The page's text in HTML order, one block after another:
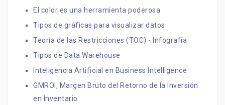
El color es una herramienta poderosa
Tipos de gráficas para visualizar datos
Teoría de las Restricciones (TOC) - Infografía
Tipos de Data Warehouse
Inteligencia Artificial en Business Intelligence
GMROI, Margen Bruto del Retorno de la Inversión
en Inventario